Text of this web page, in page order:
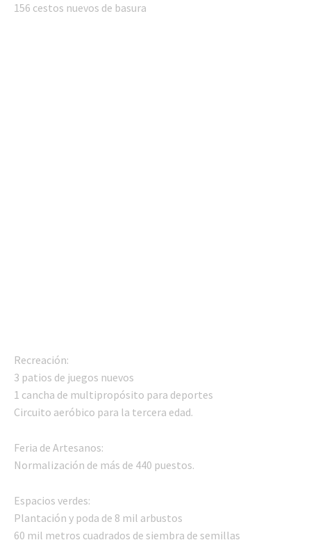
156 cestos nuevos de basura
Recreación:
3 patios de juegos nuevos
1 cancha de multipropósito para deportes
Circuito aeróbico para la tercera edad.
Feria de Artesanos:
Normalización de más de 440 puestos.
Espacios verdes:
Plantación y poda de 8 mil arbustos
60 mil metros cuadrados de siembra de semillas